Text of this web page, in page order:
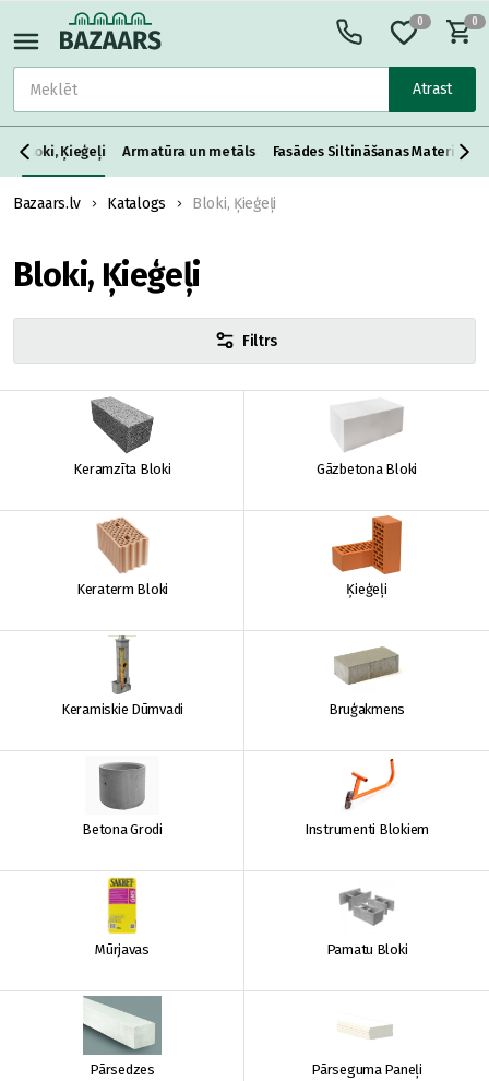
Atrast
0 0
Bloki, Ķieģeļi Armatūra un metāls Fasādes Siltināšanas Materiāli
Bazaars.lv Katalogs Bloki, Ķieģeļi
Bloki, Ķieģeļi
Filtrs
Keramzīta Bloki Gāzbetona Bloki
Keraterm Bloki Ķieģeļi
Keramiskie Dūmvadi Bruģakmens
Betona Grodi Instrumenti Blokiem
Mūrjavas Pamatu Bloki
Pārsedzes Pārseguma Paneļi